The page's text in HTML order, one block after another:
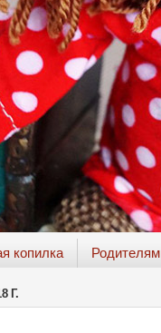
копилка Родителям
Г.